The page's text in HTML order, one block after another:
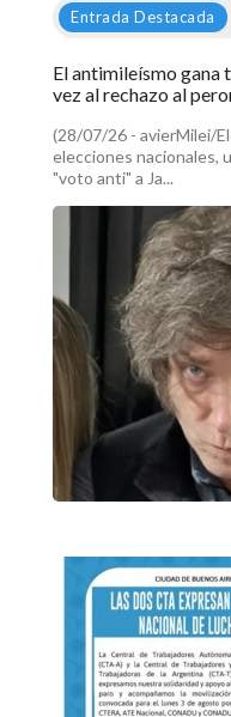
Entrada Destacada
El antimileísmo gana
vez al rechazo al
(28/07/26 - avierMilei/
elecciones nacionales,
"voto anti" a Ja...